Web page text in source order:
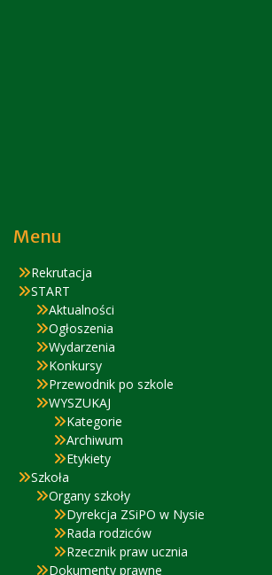
Menu
Rekrutacja
START
Aktualności
Ogłoszenia
Wydarzenia
Konkursy
Przewodnik po szkole
WYSZUKAJ
Kategorie
Archiwum
Etykiety
Szkoła
Organy szkoły
Dyrekcja ZSiPO w Nysie
Rada rodziców
Rzecznik praw ucznia
Dokumenty prawne